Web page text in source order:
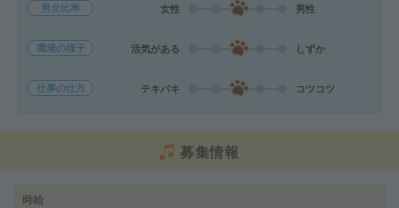
男女比率 女性 男性
職場の様子 活気がある しずか
仕事の仕方 テキパキ コツコツ
募集情報
時給